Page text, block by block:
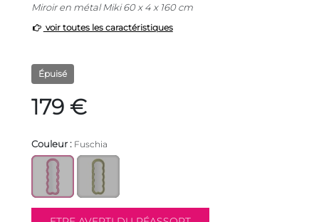
Miroir en métal Miki 60 x 4 x 160 cm
voir toutes les caractéristiques
Épuisé
179 €
Couleur : Fuschia